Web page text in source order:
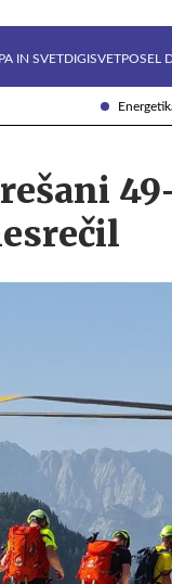
IN SVETDIGISVETPOSEL